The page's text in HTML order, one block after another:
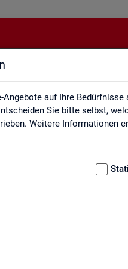
Angebote auf Ihre
Sie bitte selbst,
Weitere Informationen
Berufe auf
und ent­hal­ten